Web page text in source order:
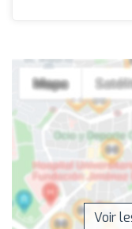
Voir